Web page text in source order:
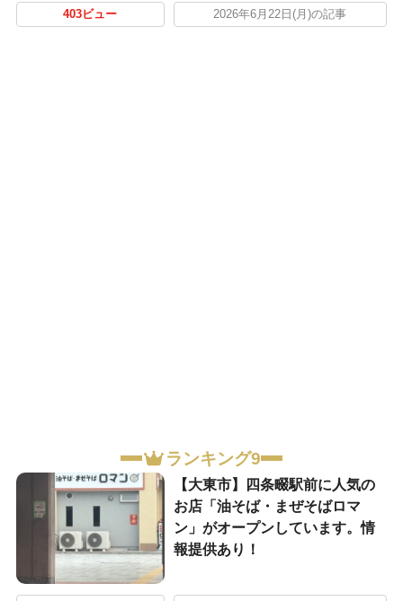
403ビュー 2026年6月22日(月)の記事
ランキング9
【大東市】四条畷駅前に人気の
お店「油そば・まぜそばロマ
ン」がオープンしています。情
報提供あり！